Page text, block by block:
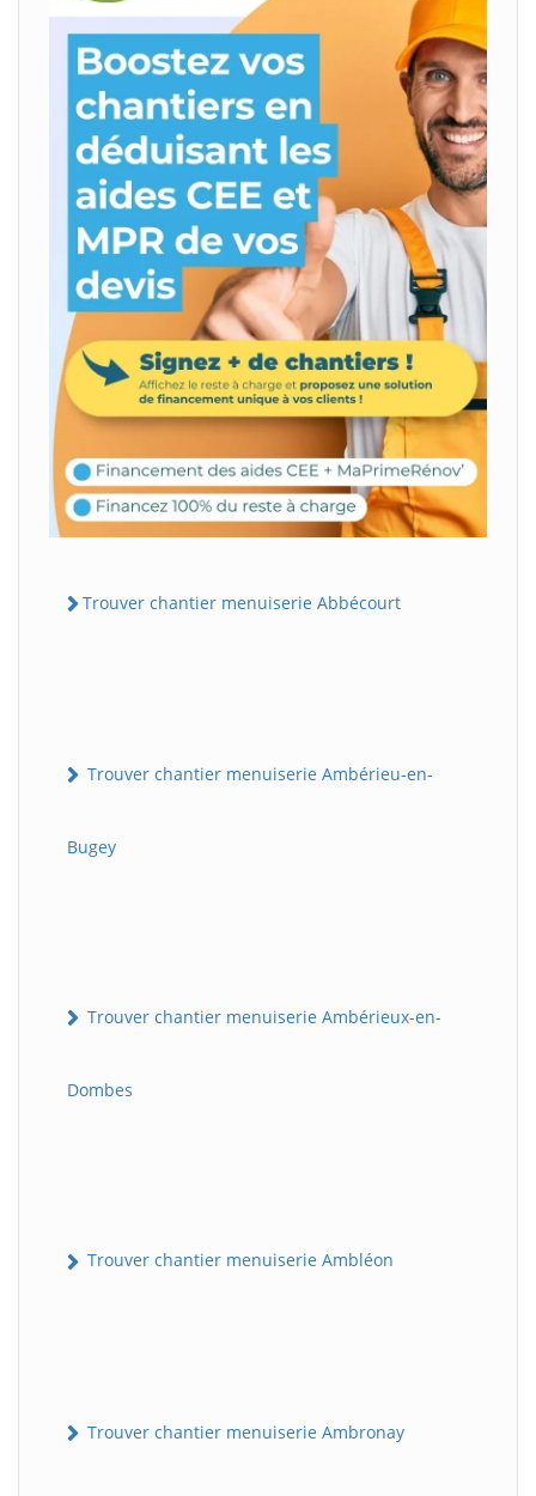
Trouver chantier menuiserie Abbécourt
Trouver chantier menuiserie Ambérieu-en-
Bugey
Trouver chantier menuiserie Ambérieux-en-
Dombes
Trouver chantier menuiserie Ambléon
Trouver chantier menuiserie Ambronay